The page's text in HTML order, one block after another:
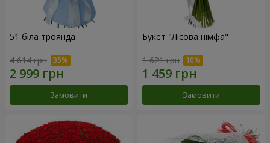
51 біла троянда
4 614 грн
Замовити
Букет "Лісова німфа"
1 621 грн
Замовити